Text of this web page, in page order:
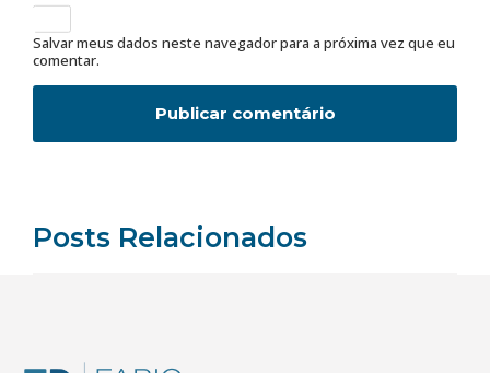
Salvar meus dados neste navegador para a próxima vez que eu
comentar.
Posts Relacionados